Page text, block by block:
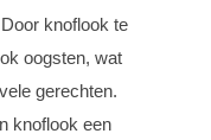
Door knoflook te
oogsten, wat
gerechten.
knoflook een